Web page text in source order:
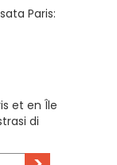
Paris:
et en Île
di